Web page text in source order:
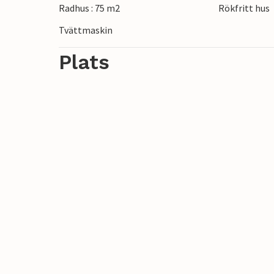
nära till ett tallskogsområde, två
semester.
Radhus : 75 m2
Rökfritt hus
Tvättmaskin
Plats